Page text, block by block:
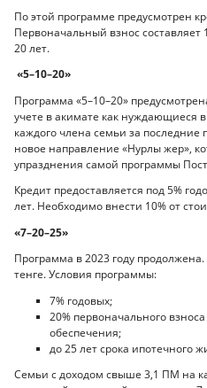
По этой программе предусмотрен
Первоначальный взнос составляет
20 лет.
«5–10–20»
Программа «5–10–20»
учете в акимате как нуждающиеся
каждого члена семьи за
новое направление «Нурлы жер»,
упразднения самой программы
Кредит предоставляется под 5%
лет. Необходимо внести 10% от
«7–20–25»
Программа в 2023 году
тенге. Условия программы:
7% годовых;
20% первоначального
обеспечения;
до 25 лет срока ипотечного
Семьи с доходом свыше 3,1 ПМ на